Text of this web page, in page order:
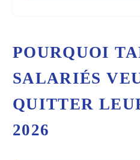
POURQUOI
SALARIÉS
QUITTER
2026